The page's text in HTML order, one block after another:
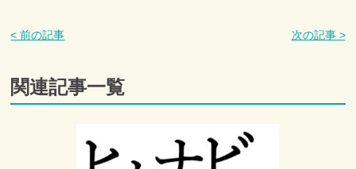
< 前の記事 次の記事 >
関連記事一覧